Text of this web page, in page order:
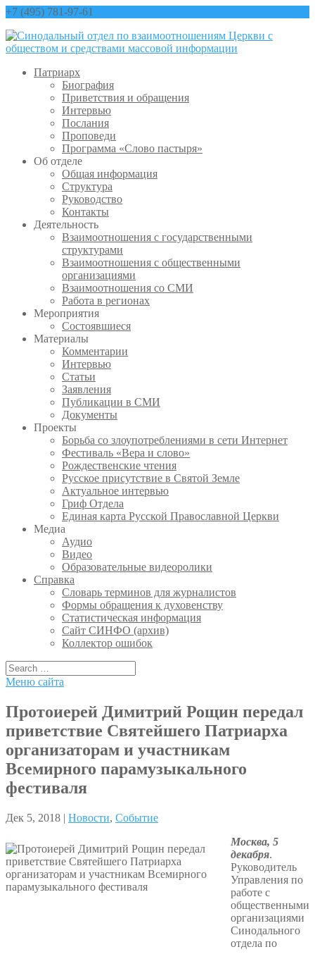
+7 (495) 781-97-61
Патриарх
Биография
Приветствия и обращения
Интервью
Послания
Проповеди
Программа «Слово пастыря»
Об отделе
Общая информация
Структура
Руководство
Контакты
Деятельность
Взаимоотношения с государственными
структурами
Взаимоотношения с общественными
организациями
Взаимоотношения со СМИ
Работа в регионах
Мероприятия
Состоявшиеся
Материалы
Комментарии
Интервью
Статьи
Заявления
Публикации в СМИ
Документы
Проекты
Борьба со злоупотреблениями в сети Интернет
Фестиваль «Вера и слово»
Рождественские чтения
Русское присутствие в Святой Земле
Актуальное интервью
Гриф Отдела
Единая карта Русской Православной Церкви
Медиа
Аудио
Видео
Образовательные видеоролики
Справка
Словарь терминов для журналистов
Формы обращения к духовенству
Статистическая информация
Сайт СИНФО (архив)
Коллектор ошибок
Меню сайта
Протоиерей Димитрий Рощин передал
приветствие Святейшего Патриарха
организаторам и участникам
Всемирного парамузыкального
фестиваля
Дек 5, 2018 | Новости, Событие
Москва, 5
декабря.
Руководитель
Управления по
работе с
общественными
организациями
Синодального
отдела по